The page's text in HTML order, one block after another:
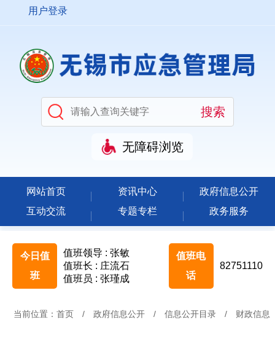
用户登录
无障碍浏览
网站首页 资讯中心
政府信息公开
互动交流
专题专栏 政务服务
今日值
班
值班领导 : 张敏
值班长 : 庄流石
值班员 : 张瑾成
值班电
话
82751110
当前位置： 首页 / 政府信息公开 / 信息公开目录 / 财政信息